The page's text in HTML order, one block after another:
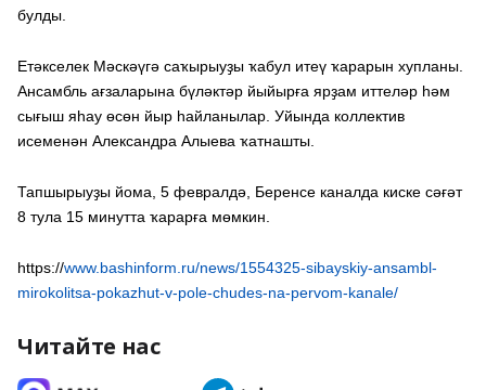
булды.
Етәкселек Мәскәүгә саҡырыуҙы ҡабул итеү ҡарарын хупланы.
Ансамбль ағзаларына бүләктәр йыйырға ярҙам иттеләр һәм
сығыш яһау өсөн йыр һайланылар. Уйында коллектив
исеменән Александра Алыева ҡатнашты.
Тапшырыуҙы йома, 5 февралдә, Беренсе каналда киске сәғәт
8 тула 15 минутта ҡарарға мөмкин.
https://www.bashinform.ru/news/1554325-sibayskiy-ansambl-
mirokolitsa-pokazhut-v-pole-chudes-na-pervom-kanale/
Читайте нас